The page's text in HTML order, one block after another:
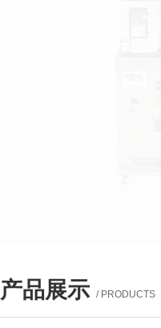
产品展示 / PRODUCTS